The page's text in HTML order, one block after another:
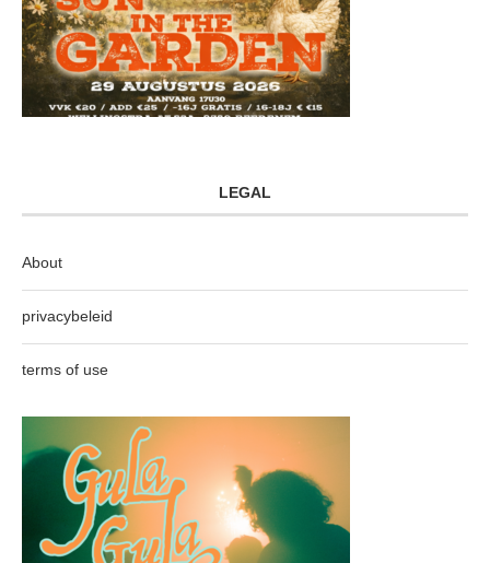
LEGAL
About
privacybeleid
terms of use